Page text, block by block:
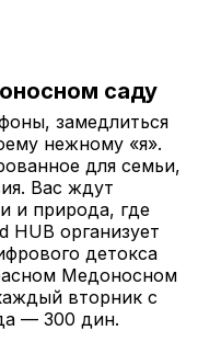
саду
замедлиться
нежному «я».
для семьи,
Вас ждут
и природа, где
HUB организует
детокса
Медоносном
вторник с
— 300 дин.